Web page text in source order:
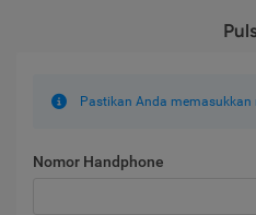
Pastikan Anda memasukkan
Nomor Handphone